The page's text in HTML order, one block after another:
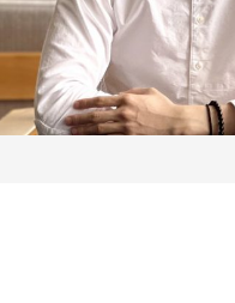
メルペイ
メルコイン
メルカリShops
メルカリR4Dラボ